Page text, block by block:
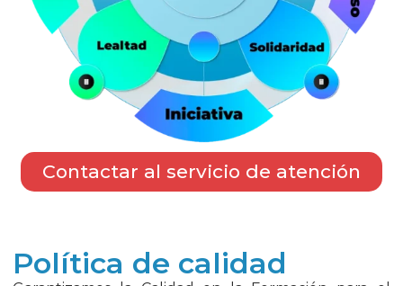
Contactar al servicio de atención
Política de calidad